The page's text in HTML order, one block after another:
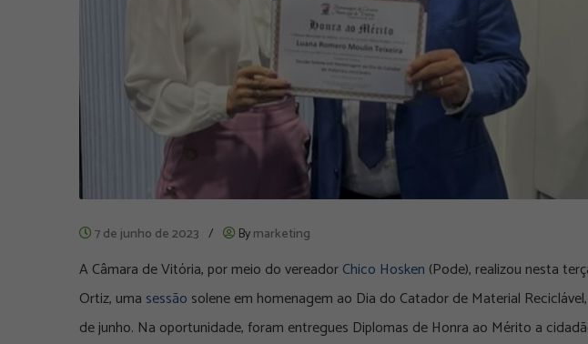
7 de junho de 2023 / Bymarketing
A Câmara de Vitória, por meio do vereadorChico Hosken (Pode), realizou nesta
Ortiz, uma sessão solene em homenagem ao Dia do Catador de Material
de junho. Na oportunidade, foram entregues Diplomas de Honra ao Mérito a